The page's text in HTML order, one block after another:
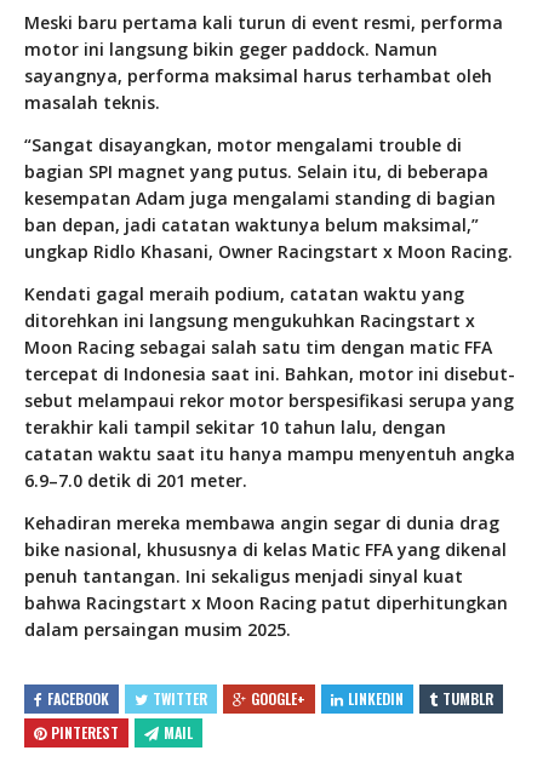
Meski baru pertama kali turun di event resmi, performa
motor ini langsung bikin geger paddock. Namun
sayangnya, performa maksimal harus terhambat oleh
masalah teknis.
“Sangat disayangkan, motor mengalami trouble di
bagian SPI magnet yang putus. Selain itu, di beberapa
kesempatan Adam juga mengalami standing di bagian
ban depan, jadi catatan waktunya belum maksimal,”
ungkap Ridlo Khasani, Owner Racingstart x Moon Racing.
Kendati gagal meraih podium, catatan waktu yang
ditorehkan ini langsung mengukuhkan Racingstart x
Moon Racing sebagai salah satu tim dengan matic FFA
tercepat di Indonesia saat ini. Bahkan, motor ini disebut-
sebut melampaui rekor motor berspesifikasi serupa yang
terakhir kali tampil sekitar 10 tahun lalu, dengan
catatan waktu saat itu hanya mampu menyentuh angka
6.9–7.0 detik di 201 meter.
Kehadiran mereka membawa angin segar di dunia drag
bike nasional, khususnya di kelas Matic FFA yang dikenal
penuh tantangan. Ini sekaligus menjadi sinyal kuat
bahwa Racingstart x Moon Racing patut diperhitungkan
dalam persaingan musim 2025.
FACEBOOK TWITTER GOOGLE+ LINKEDIN
TUMBLR
PINTEREST
MAIL